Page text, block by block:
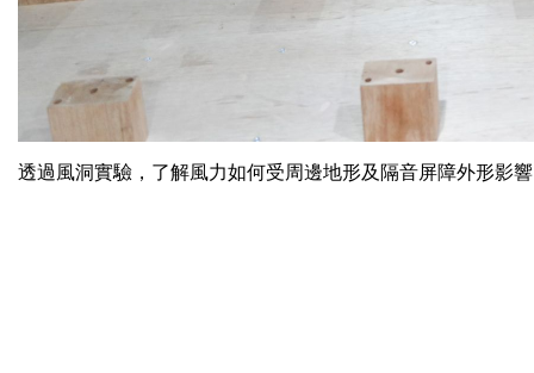
透過風洞實驗，了解風力如何受周邊地形及隔音屏障外形影